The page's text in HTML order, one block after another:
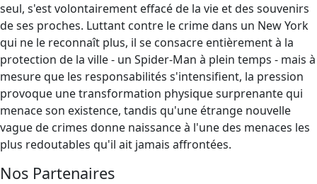
seul, s'est volontairement effacé de la vie et des souvenirs
de ses proches. Luttant contre le crime dans un New York
qui ne le reconnaît plus, il se consacre entièrement à la
protection de la ville - un Spider-Man à plein temps - mais à
mesure que les responsabilités s'intensifient, la pression
provoque une transformation physique surprenante qui
menace son existence, tandis qu'une étrange nouvelle
vague de crimes donne naissance à l'une des menaces les
plus redoutables qu'il ait jamais affrontées.
Nos Partenaires